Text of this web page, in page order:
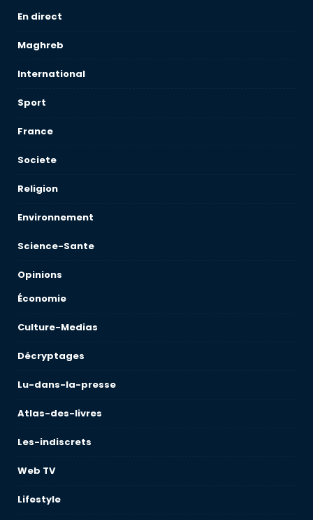
En direct
Maghreb
International
Sport
France
Societe
Religion
Environnement
Science-Sante
Opinions
Économie
Culture-Medias
Décryptages
Lu-dans-la-presse
Atlas-des-livres
Les-indiscrets
Web TV
Lifestyle